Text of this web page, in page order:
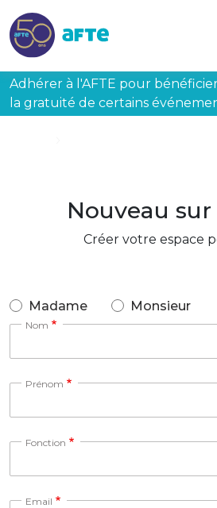
Adhérer à l'AFTE pour
la gratuité de certains
Nouveau sur
Créer votre espace
Madame Monsieur
Nom
Prénom
Fonction
Email